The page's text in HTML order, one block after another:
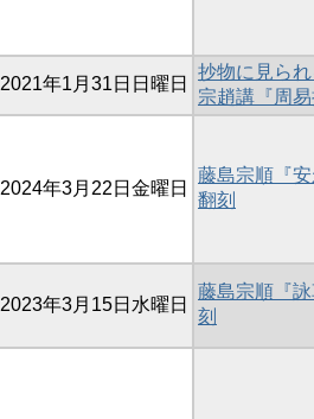
2021年1月31日日曜日
抄物に見ら
宗趙講『周
2024年3月22日金曜日
藤島宗順『
翻刻
2023年3月15日水曜日
藤島宗順『
刻